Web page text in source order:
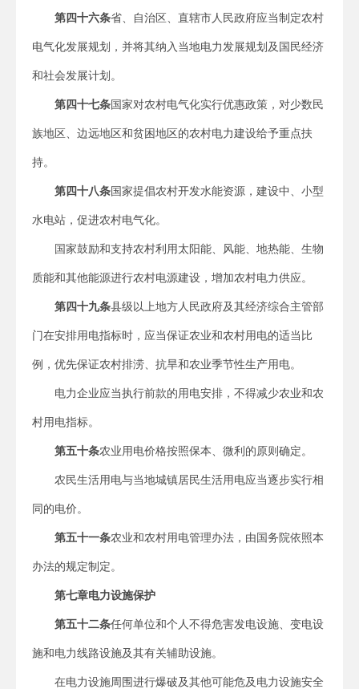
第四十六条省、自治区、直辖市人民政府应当制定农村
电气化发展规划，并将其纳入当地电力发展规划及国民经济
和社会发展计划。
第四十七条 国家对农村电气化实行优惠政策，对少数民
族地区、边远地区和贫困地区的农村电力建设给予重点扶
持。
第四十八条 国家提倡农村开发水能资源，建设中、小型
水电站，促进农村电气化。
国家鼓励和支持农村利用太阳能、风能、地热能、生物
质能和其他能源进行农村电源建设，增加农村电力供应。
第四十九条县级以上地方人民政府及其经济综合主管部
门在安排用电指标时，应当保证农业和农村用电的适当比
例，优先保证农村排涝、抗旱和农业季节性生产用电。
电力企业应当执行前款的用电安排，不得减少农业和农
村用电指标。
第五十条农业用电价格按照保本、微利的原则确定。
农民生活用电与当地城镇居民生活用电应当逐步实行相
同的电价。
第五十一条农业和农村用电管理办法，由国务院依照本
办法的规定制定。
第七章电力设施保护
第五十二条任何单位和个人不得危害发电设施、变电设
施和电力线路设施及其有关辅助设施。
在电力设施周围进行爆破及其他可能危及电力设施安全